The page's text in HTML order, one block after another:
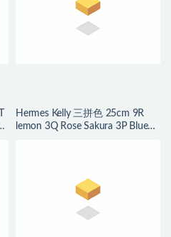
Hermes Kelly 三拼色 25cm 9R
lemon 3Q Rose Sakura 3P Blue